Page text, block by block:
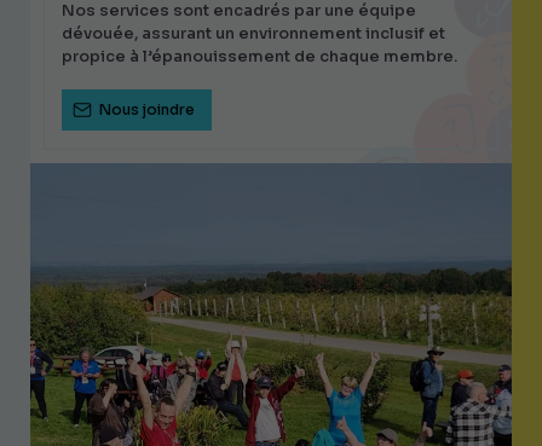
Nos services sont encadrés par une équipe
dévouée, assurant un environnement inclusif et
propice à l’épanouissement de chaque membre.
Nous joindre